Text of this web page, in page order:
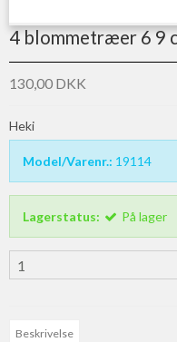
4 blommetræer 6 9
130,00 DKK
Heki
Model/Varenr.: 19114
Lagerstatus: På lager
Beskrivelse